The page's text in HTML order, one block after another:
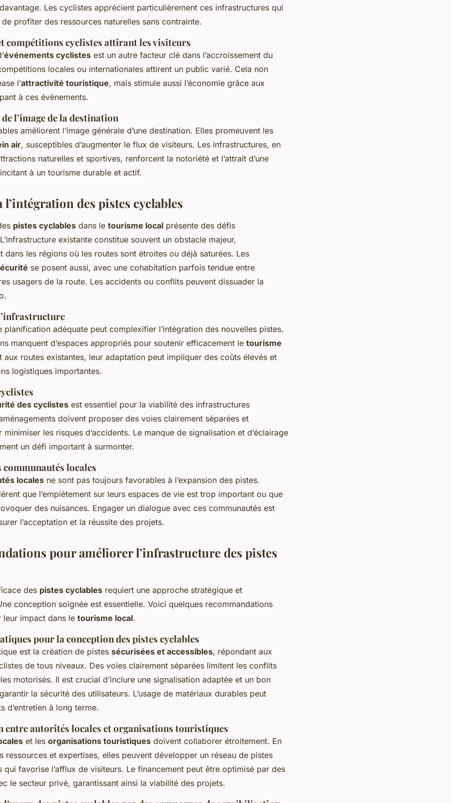
Les cyclistes apprécient particulièrement ces infrastructures qui
profiter des ressources naturelles sans contrainte.
compétitions cyclistes attirant les visiteurs
événements cyclistes est un autre facteur clé dans l’accroissement du
locales ou internationales attirent un public varié. Cela non
l’attractivité touristique, mais stimule aussi l’économie grâce aux
à ces évènements.
l’image de la destination
améliorent l’image générale d’une destination. Elles promeuvent les
air, susceptibles d’augmenter le flux de visiteurs. Les infrastructures, en
naturelles et sportives, renforcent la notoriété et l’attrait d’une
à un tourisme durable et actif.
l’intégration des pistes cyclables
pistes cyclables dans le tourisme local présente des défis
existante constitue souvent un obstacle majeur,
dans les régions où les routes sont étroites ou déjà saturées. Les
se posent aussi, avec une cohabitation parfois tendue entre
usagers de la route. Les accidents ou conflits peuvent dissuader la
planification adéquate peut complexifier l’intégration des nouvelles pistes.
manquent d’espaces appropriés pour soutenir efficacement le tourisme
aux routes existantes, leur adaptation peut impliquer des coûts élevés et
logistiques importantes.
des cyclistes est essentiel pour la viabilité des infrastructures
doivent proposer des voies clairement séparées et
minimiser les risques d’accidents. Le manque de signalisation et d’éclairage
un défi important à surmonter.
communautés locales
locales ne sont pas toujours favorables à l’expansion des pistes.
que l’empiètement sur leurs espaces de vie est trop important ou que
des nuisances. Engager un dialogue avec ces communautés est
l’acceptation et la réussite des projets.
pour améliorer l’infrastructure des pistes
des pistes cyclables requiert une approche stratégique et
conception soignée est essentielle. Voici quelques recommandations
leur impact dans le tourisme local.
pour la conception des pistes cyclables
est la création de pistes sécurisées et accessibles, répondant aux
de tous niveaux. Des voies clairement séparées limitent les conflits
motorisés. Il est crucial d’inclure une signalisation adaptée et un bon
la sécurité des utilisateurs. L’usage de matériaux durables peut
d’entretien à long terme.
entre autorités locales et organisations touristiques
et les organisations touristiques doivent collaborer étroitement. En
ressources et expertises, elles peuvent développer un réseau de pistes
qui favorise l’afflux de visiteurs. Le financement peut être optimisé par des
le secteur privé, garantissant ainsi la viabilité des projets.